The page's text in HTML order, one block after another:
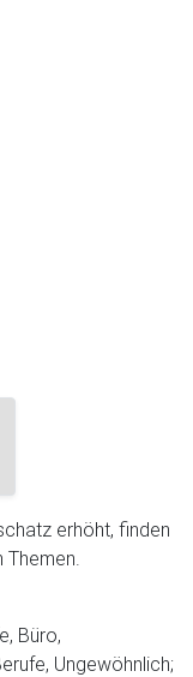
erhöht, finden
Themen.
Büro,
Ungewöhnlich;